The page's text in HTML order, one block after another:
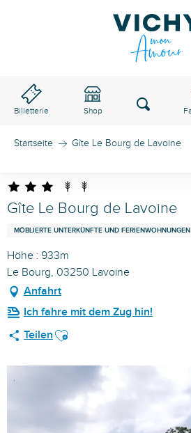
Billetterie Shop Suche
Startseite Gîte Le Bourg de Lavoine
Gîte Le Bourg de Lavoine
MÖBLIERTE UNTERKÜNFTE UND FERIENWOHNUNGEN
Höhe : 933m
Le Bourg, 03250 Lavoine
Anfahrt
Ich fahre mit dem Zug hin!
Teilen Ajouter aux favoris